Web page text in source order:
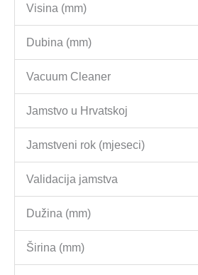
Visina (mm)
Dubina (mm)
Vacuum Cleaner
Jamstvo u Hrvatskoj
Jamstveni rok (mjeseci)
Validacija jamstva
Dužina (mm)
Širina (mm)